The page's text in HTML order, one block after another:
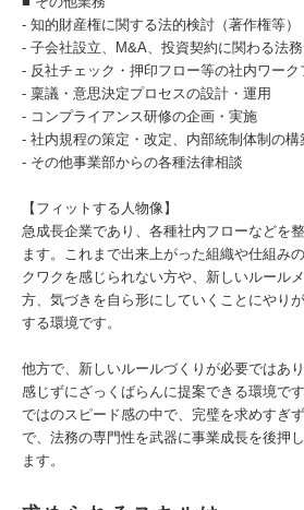
- 知的財産権に関する法的検討（著作権等）
- 子会社設立、M&A、投資契約に関わる法務
- 反社チェック・押印フロー等の社内ワーク
- 稟議・意思決定プロセスの設計・運用
- コンプライアンス研修の企画・実施
- 社内規程の策定・改定、内部統制体制の構
- その他事業部からの各種法律相談
【フィットする人物像】
急成長企業であり、各種社内フローなどを
ます。これまで出来上がった組織や仕組み
クワクを感じられない方や、新しいルール
方、気づきを自ら形にしていくことにやり
する環境です。
他方で、新しいルールづくりが必要ではあ
感じずにざっくばらんに提案できる環境で
ではのスピード感の中で、完璧を求めすぎ
で、法務の専門性を武器に事業成長を後押
ます。